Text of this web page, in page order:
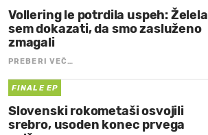
Vollering le potrdila uspeh: Želela
sem dokazati, da smo zasluženo
zmagali
PREBERI VEČ…
FINALE EP
Slovenski rokometaši osvojili
srebro, usoden konec prvega